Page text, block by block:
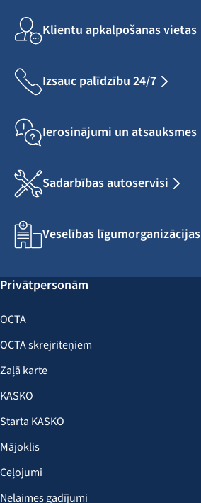
Klientu apkalpošanas vietas
Izsauc palīdzību 24/7
Ierosinājumi un atsauksmes
Sadarbības autoservisi
Veselības līgumorganizācijas
Privātpersonām
OCTA
OCTA skrejriteņiem
Zaļā karte
KASKO
Starta KASKO
Mājoklis
Ceļojumi
Nelaimes gadījumi